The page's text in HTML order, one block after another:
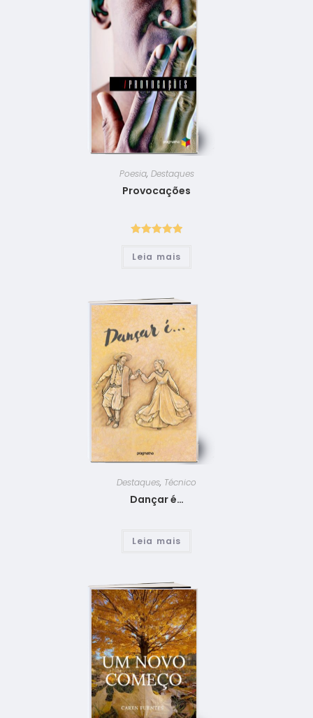
Poesia, Destaques
Provocações
5.00 de 5
Leia mais
Destaques, Técnico
Dançar é…
Leia mais